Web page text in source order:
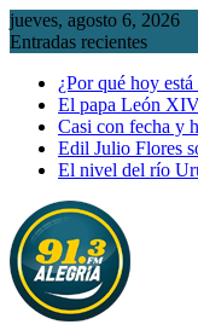
Saltar
al
jueves, agosto 6, 2026
Entradas recientes
¿Por qué hoy
El papa León
Casi con fecha y
Edil Julio Flores
El nivel del río